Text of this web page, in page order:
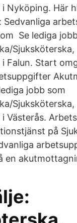
Nyköping. Här
Sedvanliga
Se lediga
Sjuksköterska,
Falun. Start
jobb som
Sjuksköterska,
Västerås.
på
en